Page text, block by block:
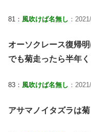
81： 風吹けば名無し ：
オーソクレース復帰
でも菊走ったら半年
83： 風吹けば名無し ：
アサマノイタズラは